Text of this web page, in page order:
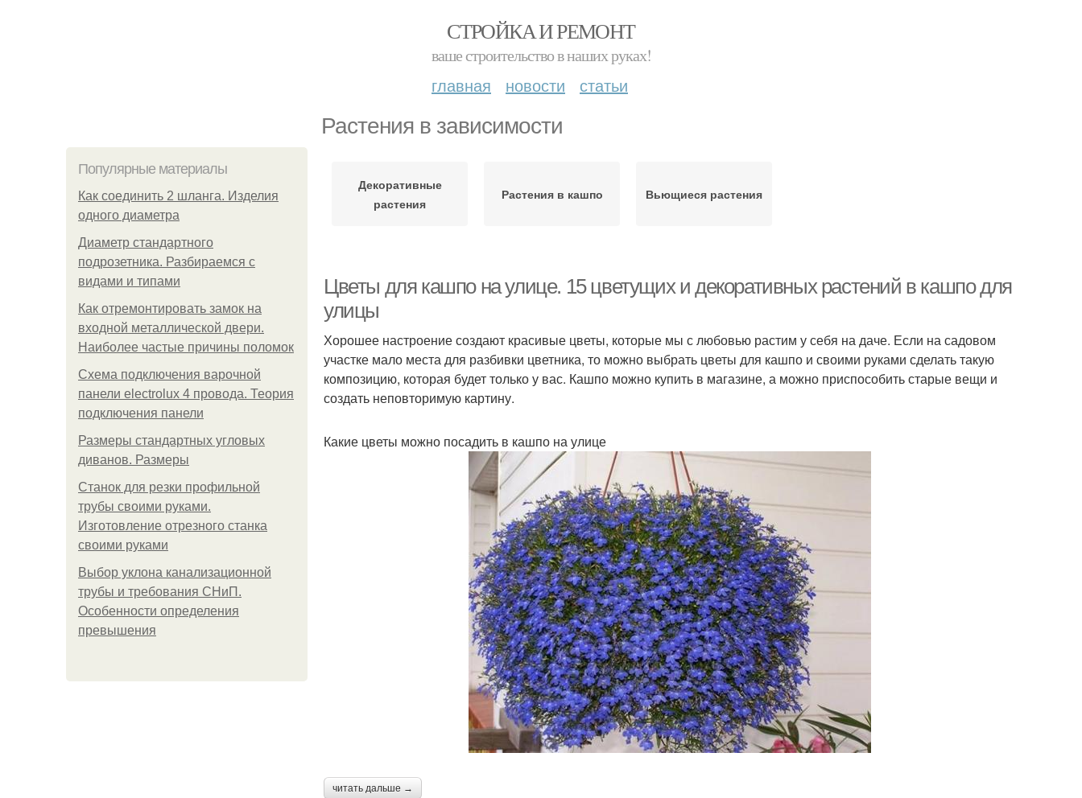
СТРОЙКА И РЕМОНТ
ваше строительство в наших руках!
главная новости статьи
Растения в зависимости
Популярные материалы
Как соединить 2 шланга. Изделия
одного диаметра
Диаметр стандартного
подрозетника. Разбираемся с
видами и типами
Как отремонтировать замок на
входной металлической двери.
Наиболее частые причины поломок
Схема подключения варочной
панели electrolux 4 провода. Теория
подключения панели
Размеры стандартных угловых
диванов. Размеры
Станок для резки профильной
трубы своими руками.
Изготовление отрезного станка
своими руками
Выбор уклона канализационной
трубы и требования СНиП.
Особенности определения
превышения
Декоративные
растения
Растения в кашпо Вьющиеся растения
Цветы для кашпо на улице. 15 цветущих и декоративных растений в кашпо для
улицы
Хорошее настроение создают красивые цветы, которые мы с любовью растим у себя на даче. Если на садовом
участке мало места для разбивки цветника, то можно выбрать цветы для кашпо и своими руками сделать такую
композицию, которая будет только у вас. Кашпо можно купить в магазине, а можно приспособить старые вещи и
создать неповторимую картину.
Какие цветы можно посадить в кашпо на улице
читать дальше →